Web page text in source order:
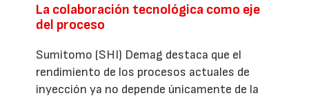
La colaboración tecnológica como eje
del proceso
Sumitomo (SHI) Demag destaca que el
rendimiento de los procesos actuales de
inyección ya no depende únicamente de la